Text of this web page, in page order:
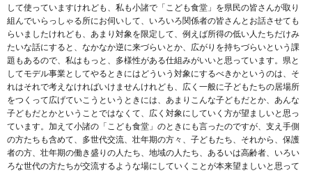
して使っていますけれども、私も小諸で「こども食堂」を県民の皆さんが取り
組んでいらっしゃる所にお伺いして、いろいろ関係者の皆さんとお話させても
らいましたけれども、あまり対象を限定して、例えば所得の低い人たちだけみ
たいな話にすると、なかなか逆に来づらいとか、広がりを持ちづらいという課
題もあるので、私はもっと、多様性がある仕組みがいいと思っています。県と
してモデル事業としてやるときにはどういう対象にするべきかというのは、そ
れはそれで考えなければいけませんけれども、広く一般に子どもたちの居場所
をつくって広げていこうというときには、あまりこんな子どもだとか、あんな
子どもだとかということではなくて、広く対象にしていく方が望ましいと思っ
ています。加えて小諸の「こども食堂」のときにも言ったのですが、支え手側
の方たちも含めて、多世代交流、壮年期の方々、子どもたち、それから、保護
者の方、壮年期の働き盛りの人たち、地域の人たち、あるいは高齢者、いろい
ろな世代の方たちが交流するような場にしていくことが本来望ましいと思って